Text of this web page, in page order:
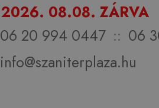
2026. 08.08. ZÁRVA
06 20 994 0447 :: 06
info@szaniterplaza.hu